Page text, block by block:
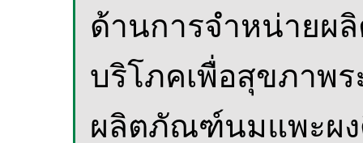
ด้านการจำหน่าย
บริโภคเพื่อสุขภาพ
ผลิตภัณฑ์นมแพะผง